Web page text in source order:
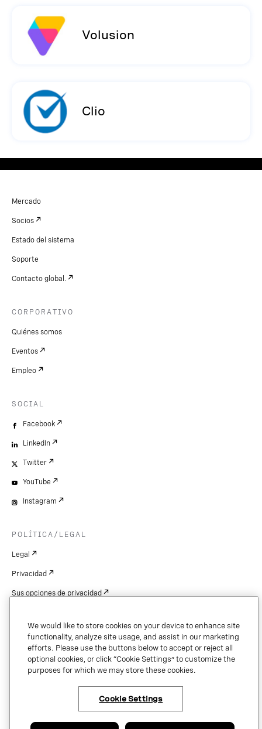
Volusion
Clio
Copyright © 2026 Vonage. All rights reserved. VONAGE®, the V logo (
®),
Mercado
Socios
Estado del sistema
Soporte
Contacto global.
CORPORATIVO
Quiénes somos
Eventos
Empleo
SOCIAL
Facebook
LinkedIn
Twitter
YouTube
Instagram
POLÍTICA/LEGAL
Legal
Privacidad
Sus opciones de privacidad
Derechos de autor
Seguridad y confianza
We would like to store cookies on your device to enhance site
functionality, analyze site usage, and assist in our marketing
efforts. Please use the buttons below to accept or reject all
optional cookies, or click “Cookie Settings” to customize the
purposes for which we may store these cookies.
Cookie Settings